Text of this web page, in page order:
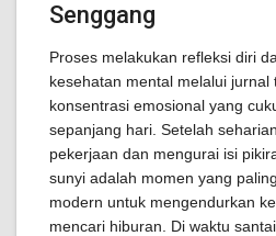
Senggang
Proses melakukan refleksi diri
kesehatan mental melalui jurnal
konsentrasi emosional yang
sepanjang hari. Setelah
pekerjaan dan mengurai isi
sunyi adalah momen yang
modern untuk mengendurkan
mencari hiburan. Di waktu